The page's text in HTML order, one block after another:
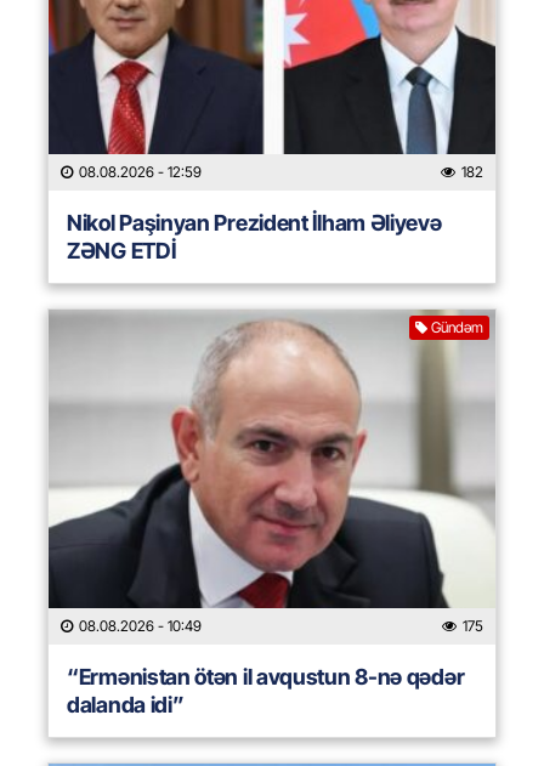
08.08.2026 - 12:59 182
Nikol Paşinyan Prezident İlham Əliyevə
ZƏNG ETDİ
Gündəm
08.08.2026 - 10:49 175
“Ermənistan ötən il avqustun 8-nə qədər
dalanda idi”